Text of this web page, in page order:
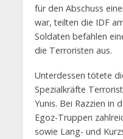
für den Abschuss
war, teilten die IDF
Soldaten befahlen
die Terroristen aus.
Unterdessen tötete
Spezialkräfte
Yunis. Bei Razzien in
Egoz-Truppen
sowie Lang- und